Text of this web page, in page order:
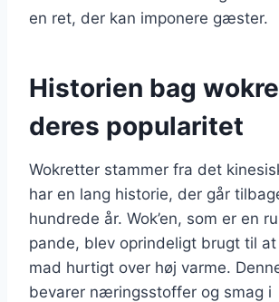
en ret, der kan imponere gæster.
Historien bag
deres popularitet
Wokretter stammer fra det
har en lang historie, der går
hundrede år. Wok’en, som er en
pande, blev oprindeligt brugt til
mad hurtigt over høj varme.
bevarer næringsstoffer og smag i